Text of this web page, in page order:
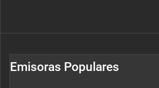
Emisoras Populares